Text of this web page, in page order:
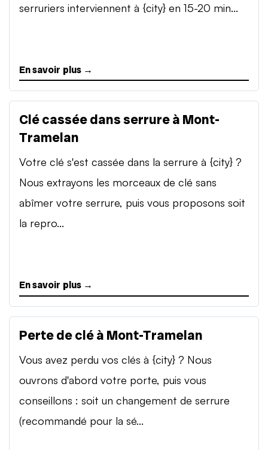
serruriers interviennent à {city} en 15-20 min...
En savoir plus →
Clé cassée dans serrure à Mont-
Tramelan
Votre clé s'est cassée dans la serrure à {city} ?
Nous extrayons les morceaux de clé sans
abîmer votre serrure, puis vous proposons soit
la repro...
En savoir plus →
Perte de clé à Mont-Tramelan
Vous avez perdu vos clés à {city} ? Nous
ouvrons d'abord votre porte, puis vous
conseillons : soit un changement de serrure
(recommandé pour la sé...